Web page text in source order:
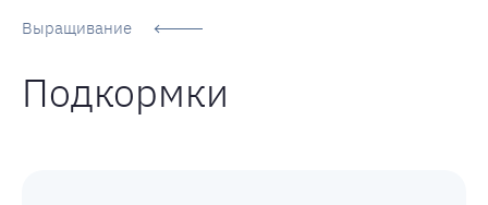
Выращивание
Подкормки